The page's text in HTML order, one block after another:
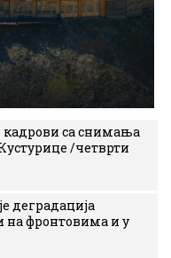
са снимања
/четврти
деградација
на фронтовима и у